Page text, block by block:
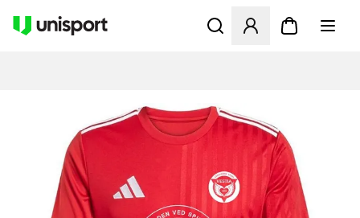
Apre una finestra modale